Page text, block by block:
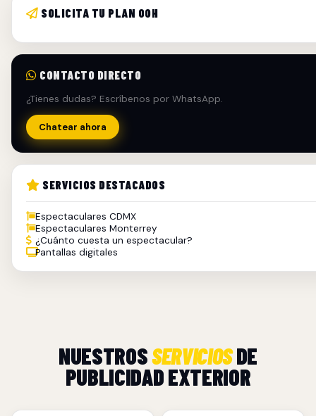
SOLICITA TU PLAN OOH
CONTACTO DIRECTO
¿Tienes dudas? Escríbenos por WhatsApp.
Chatear ahora
SERVICIOS DESTACADOS
Espectaculares CDMX
Espectaculares Monterrey
¿Cuánto cuesta un espectacular?
Pantallas digitales
NUESTROSSERVICIOSDE
PUBLICIDAD EXTERIOR